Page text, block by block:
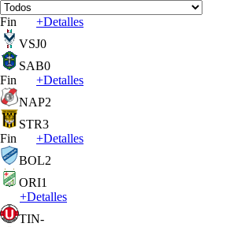
Fin +Detalles
VSJ0
SAB0
Fin
+Detalles
NAP2
STR3
Fin
+Detalles
BOL2
ORI1
+Detalles
TIN-